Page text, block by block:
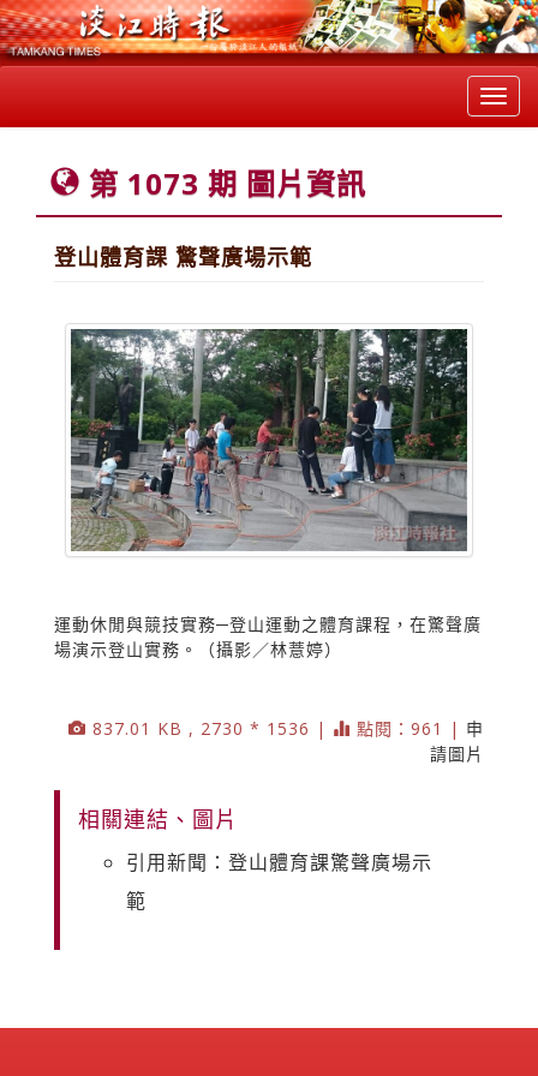
第 1073 期 圖片資訊
登山體育課 驚聲廣場示範
運動休閒與競技實務─登山運動之體育課程，在驚聲廣
場演示登山實務。（攝影／林薏婷）
837.01 KB , 2730 * 1536 | 點閱：961 | 申
請圖片
相關連結、圖片
引用新聞：登山體育課驚聲廣場示
範